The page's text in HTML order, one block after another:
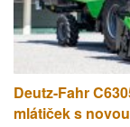
Deutz-Fahr
mlátiček s